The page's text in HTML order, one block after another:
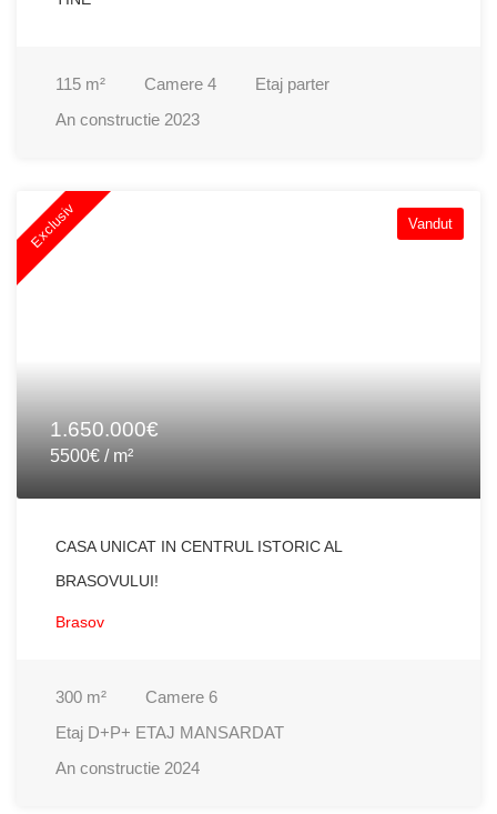
115 m² Camere 4 Etaj parter
An constructie 2023
Exclusiv Vandut
1.650.000€
5500€ / m²
CASA UNICAT IN CENTRUL ISTORIC AL
BRASOVULUI!
Brasov
300 m² Camere 6
Etaj D+P+ ETAJ MANSARDAT
An constructie 2024